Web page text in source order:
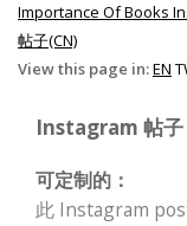
Importance Of Books
帖子(CN)
View this page in:EN
Instagram 帖
可定制的：
此 Instagram